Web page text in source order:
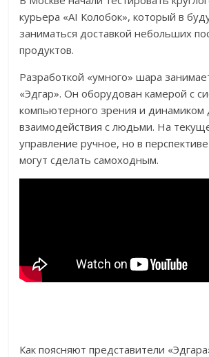
курьера «AI Колобок», который в
заниматься доставкой небольших
продуктов.
Разработкой «умного» шара
«Эдгар». Он оборудован камерой с
компьютерного зрения и динамиком
взаимодействия с людьми. На
управление ручное, но в
могут сделать самоходным.
Как поясняют представители